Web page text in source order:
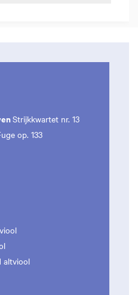
Strijkkwartet nr. 13
op. 133
viool
altviool